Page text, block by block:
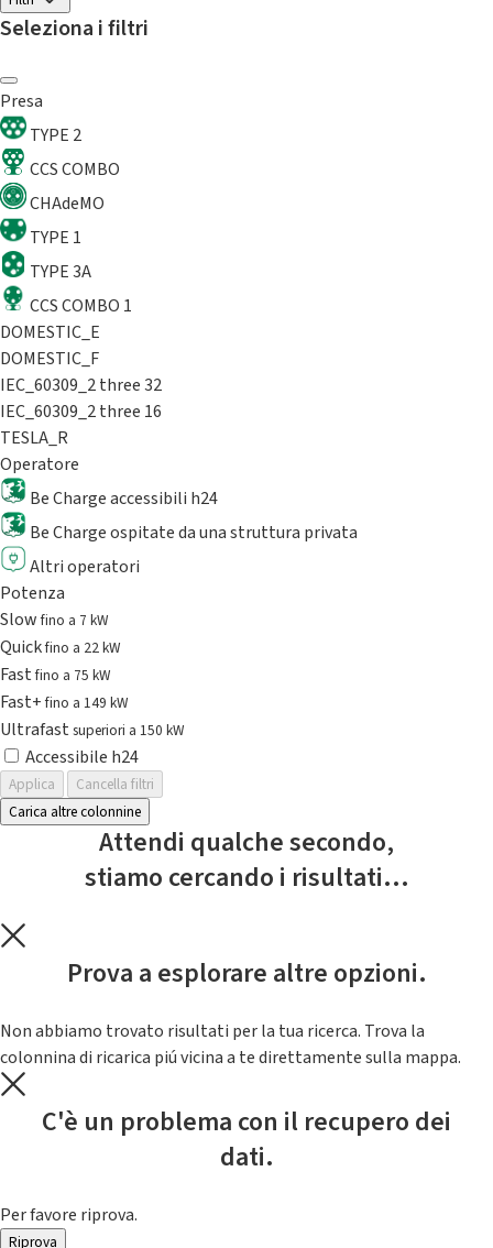
Seleziona i filtri
Presa
TYPE 2
CCS COMBO
CHAdeMO
TYPE 1
TYPE 3A
CCS COMBO 1
DOMESTIC_E
DOMESTIC_F
IEC_60309_2 three 32
IEC_60309_2 three 16
TESLA_R
Operatore
Be Charge accessibili h24
Be Charge ospitate da una struttura privata
Altri operatori
Potenza
Slowfino a 7 kW
Quickfino a 22 kW
Fastfino a 75 kW
Fast+fino a 149 kW
Ultrafast superiori a 150 kW
Accessibile h24
Applica
Cancella filtri
Carica altre colonnine
Attendi qualche secondo,
stiamo cercando i risultati...
Prova a esplorare altre opzioni.
Non abbiamo trovato risultati per la tua ricerca. Trova la
colonnina di ricarica piú vicina a te direttamente sulla mappa.
C'è un problema con il recupero dei
dati.
Per favore riprova.
Riprova